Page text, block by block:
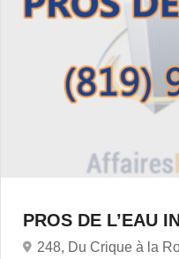
PROS DE L’EAU
248, Du Crique à la